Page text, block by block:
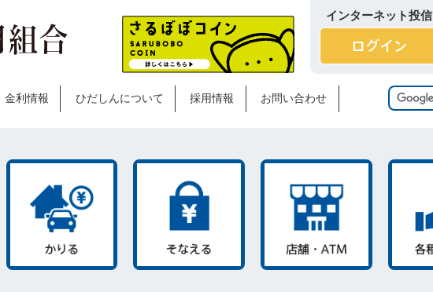
インターネット投信
金利情報 ひだしんについて 採用情報 お問い合わせ